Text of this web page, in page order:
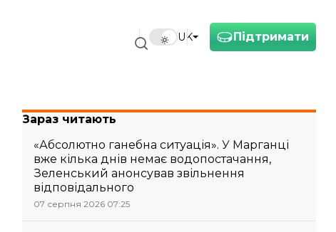
Підтримати
UK
Зараз читають
«Абсолютно ганебна ситуація». У Марганці
вже кілька днів немає водопостачання,
Зеленський анонсував звільнення
відповідального
07 серпня 2026 07:25